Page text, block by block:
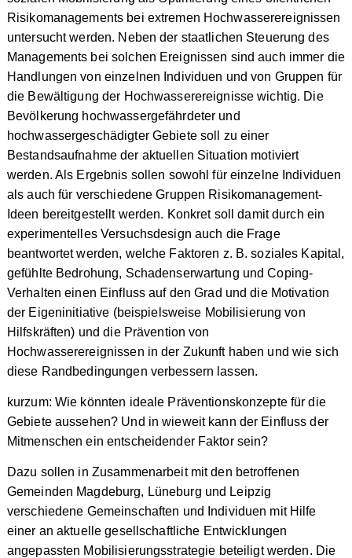
Risikomanagements bei extremen Hochwasserereignissen
untersucht werden. Neben der staatlichen Steuerung des
Managements bei solchen Ereignissen sind auch immer die
Handlungen von einzelnen Individuen und von Gruppen für
die Bewältigung der Hochwasserereignisse wichtig. Die
Bevölkerung hochwassergefährdeter und
hochwassergeschädigter Gebiete soll zu einer
Bestandsaufnahme der aktuellen Situation motiviert
werden. Als Ergebnis sollen sowohl für einzelne Individuen
als auch für verschiedene Gruppen Risikomanagement-
Ideen bereitgestellt werden. Konkret soll damit durch ein
experimentelles Versuchsdesign auch die Frage
beantwortet werden, welche Faktoren z. B. soziales Kapital,
gefühlte Bedrohung, Schadenserwartung und Coping-
Verhalten einen Einfluss auf den Grad und die Motivation
der Eigeninitiative (beispielsweise Mobilisierung von
Hilfskräften) und die Prävention von
Hochwasserereignissen in der Zukunft haben und wie sich
diese Randbedingungen verbessern lassen.
kurzum: Wie könnten ideale Präventionskonzepte für die
Gebiete aussehen? Und in wieweit kann der Einfluss der
Mitmenschen ein entscheidender Faktor sein?
Dazu sollen in Zusammenarbeit mit den betroffenen
Gemeinden Magdeburg, Lüneburg und Leipzig
verschiedene Gemeinschaften und Individuen mit Hilfe
einer an aktuelle gesellschaftliche Entwicklungen
angepassten Mobilisierungsstrategie beteiligt werden. Die